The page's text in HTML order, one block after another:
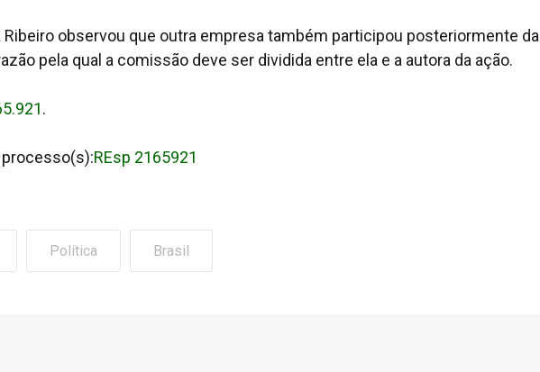
observou que outra empresa também participou posteriormente da
pela qual a comissão deve ser dividida entre ela e a autora da ação.
.
REsp 2165921
Política Brasil